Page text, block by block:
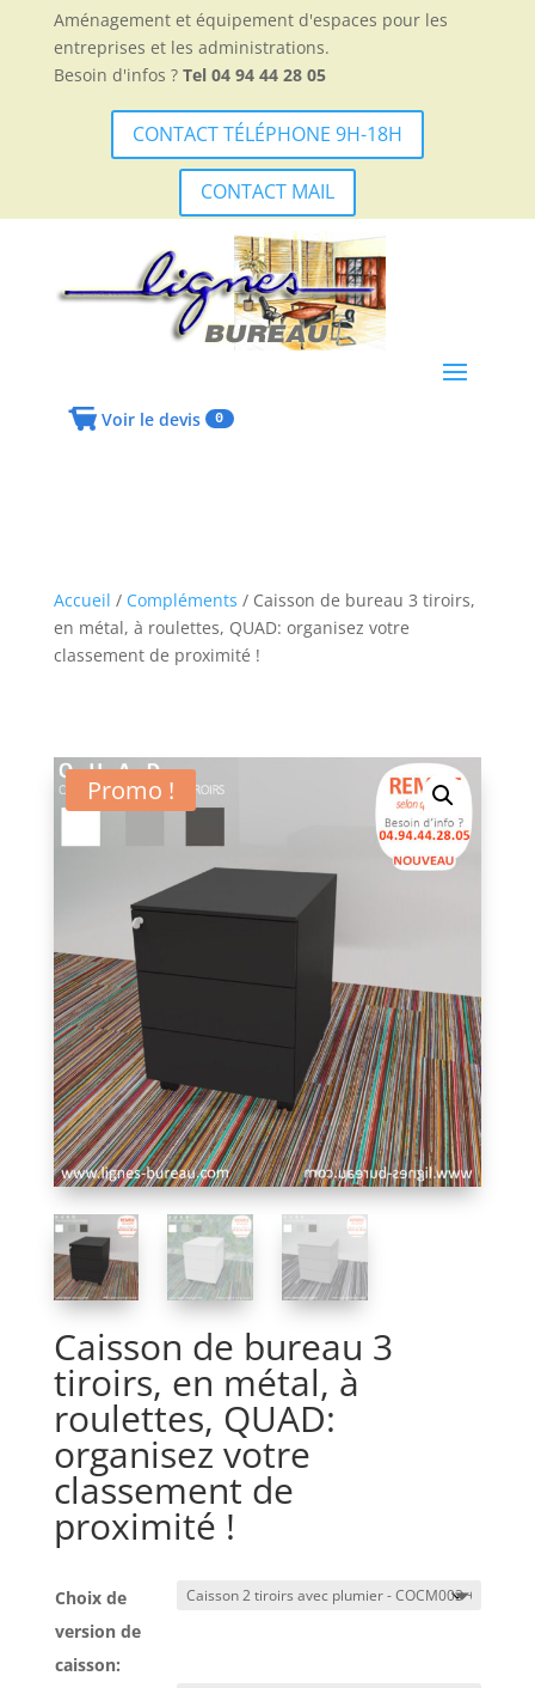
Aménagement et équipement d'espaces pour les
entreprises et les administrations.
Besoin d'infos ? Tel 04 94 44 28 05
CONTACT TÉLÉPHONE 9H-18H
CONTACT MAIL
Voir le devis 0
Accueil / Compléments / Caisson de bureau 3 tiroirs,
en métal, à roulettes, QUAD: organisez votre
classement de proximité !
Promo !
Caisson de bureau 3
tiroirs, en métal, à
roulettes, QUAD:
organisez votre
classement de
proximité !
Choix de
version de
caisson: